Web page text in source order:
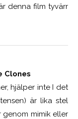
denna film tyvärr
Clones
hjälper inte I det
är lika stel
genom mimik eller